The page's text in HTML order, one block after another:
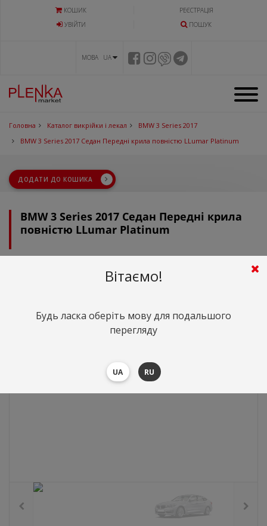
КОШИК
РЕЄСТРАЦІЯ
УВIЙТИ
ПОШУК
МОВА UA
Головна Каталог викрійки і лекал
BMW 3 Series 2017
BMW 3 Series 2017 Седан Передні крила повністю LLumar Platinum
ДОДАТИ ДО КОШИКА
BMW 3 Series 2017 Седан Передні крила
повністю LLumar Platinum
грн.($0)
Вітаємо!
Будь ласка оберіть мову для подальшого
перегляду
UA RU